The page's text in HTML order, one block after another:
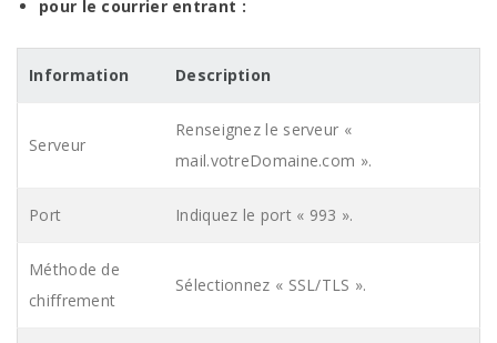
pour le courrier entrant :
Information Description
Serveur
Renseignez le serveur «
mail.votreDomaine.com ».
Port Indiquez le port « 993 ».
Méthode de
chiffrement
Sélectionnez « SSL/TLS ».